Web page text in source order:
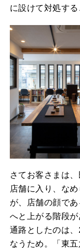
に設けて対処する
さてお客さまは
店舗に入り、な
が、店舗の顔で
へと上がる階段が
通路としたのは
なうため。「東